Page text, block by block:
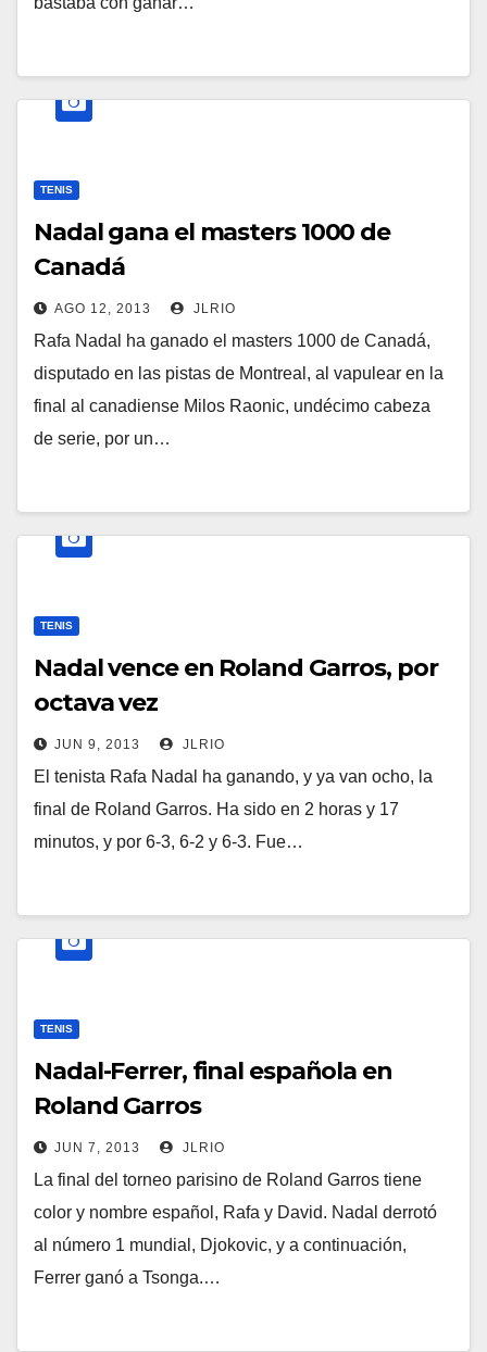
TENIS
Nadal gana el masters 1000 de
Canadá
AGO 12, 2013 JLRIO
Rafa Nadal ha ganado el masters 1000 de Canadá,
disputado en las pistas de Montreal, al vapulear en la
final al canadiense Milos Raonic, undécimo cabeza
de serie, por un…
TENIS
Nadal vence en Roland Garros, por
octava vez
JUN 9, 2013 JLRIO
El tenista Rafa Nadal ha ganando, y ya van ocho, la
final de Roland Garros. Ha sido en 2 horas y 17
minutos, y por 6-3, 6-2 y 6-3. Fue…
TENIS
Nadal-Ferrer, final española en
Roland Garros
JUN 7, 2013 JLRIO
La final del torneo parisino de Roland Garros tiene
color y nombre español, Rafa y David. Nadal derrotó
al número 1 mundial, Djokovic, y a continuación,
Ferrer ganó a Tsonga.…